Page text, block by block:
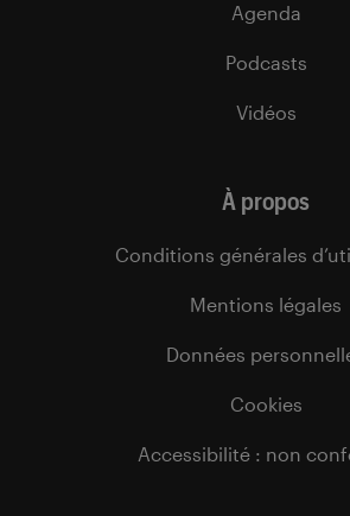
Agenda
Podcasts
Vidéos
À propos
Conditions générales
Mentions légales
Données
Cookies
Accessibilité : non